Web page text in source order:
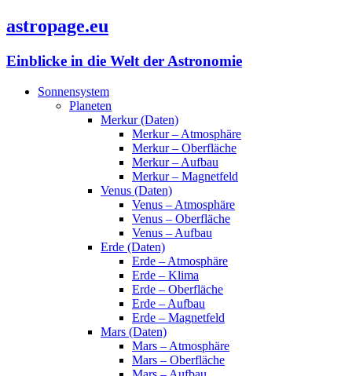
astropage.eu
Einblicke in die Welt der Astronomie
Sonnensystem
Planeten
Merkur (Daten)
Merkur – Atmosphäre
Merkur – Oberfläche
Merkur – Aufbau
Merkur – Magnetfeld
Venus (Daten)
Venus – Atmosphäre
Venus – Oberfläche
Venus – Aufbau
Erde (Daten)
Erde – Atmosphäre
Erde – Klima
Erde – Oberfläche
Erde – Aufbau
Erde – Magnetfeld
Mars (Daten)
Mars – Atmosphäre
Mars – Oberfläche